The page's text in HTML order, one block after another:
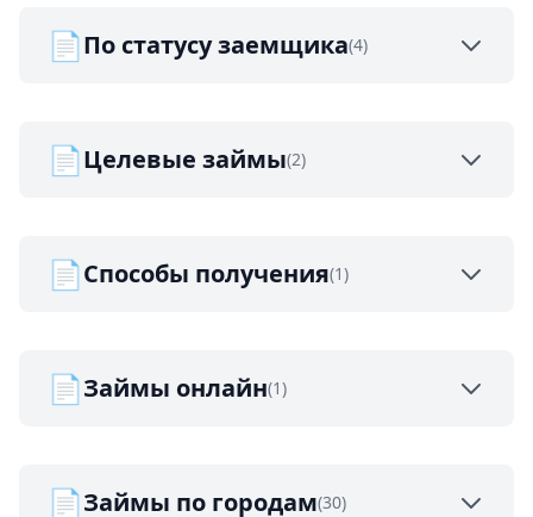
📄По статусу заемщика(4)
📄Целевые займы(2)
📄Способы получения(1)
📄Займы онлайн(1)
📄Займы по городам(30)